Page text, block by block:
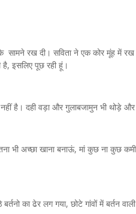
सामने रख दी। सविता ने एक कोर मूंह में रख
इसलिए पूछ रही हूं।
है। दही वड़ा और गुलाबजामुन भी थोड़े
भी अच्छा खाना बनाऊं, मां कुछ ना कुछ
का ढेर लग गया, छोटे गांवों में बर्तन वाली
आज भी समाज की
की संवेदनाओं का दर्पण : संजय